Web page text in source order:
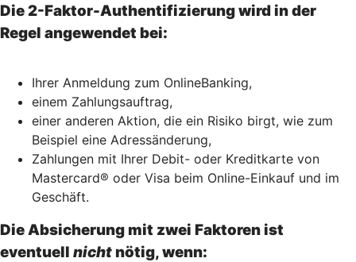
Die 2-Faktor-Authentifizierung wird in der
Regel angewendet bei:
Ihrer Anmeldung zum OnlineBanking,
einem Zahlungsauftrag,
einer anderen Aktion, die ein Risiko birgt, wie zum
Beispiel eine Adressänderung,
Zahlungen mit Ihrer Debit- oder Kreditkarte von
Mastercard® oder Visa beim Online-Einkauf und im
Geschäft.
Die Absicherung mit zwei Faktoren ist
eventuell nicht nötig, wenn: